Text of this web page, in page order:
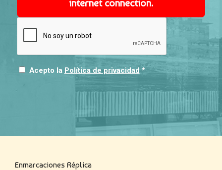
internet connection.
Acepto la Política de privacidad *
Enmarcaciones Réplica